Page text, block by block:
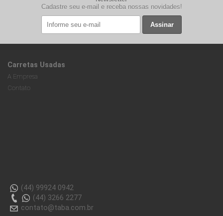
Cadastre seu e-mail e receba nossas novidades!
Assinar
Carretas Usadas
A Empresa
Contato
(44) 99924 0942
(44) 3266 2277
contato@taba.com.br